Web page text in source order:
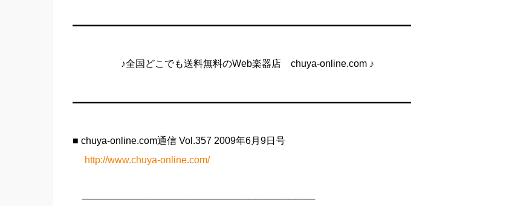
━━━━━━━━━━━━━━━━━━━━━━━━━━━━━━━━━━━
♪全国どこでも送料無料のWeb楽器店 chuya-online.com ♪
━━━━━━━━━━━━━━━━━━━━━━━━━━━━━━━━━━━
■ chuya-online.com通信 Vol.357 2009年6月9日号
http://www.chuya-online.com/
───────────────────────────────────